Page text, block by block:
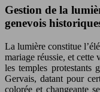
Gestion de la
genevois
La lumière constitue
mariage réussie, et
les temples protestants
Gervais, datant pour
colorée et changeante